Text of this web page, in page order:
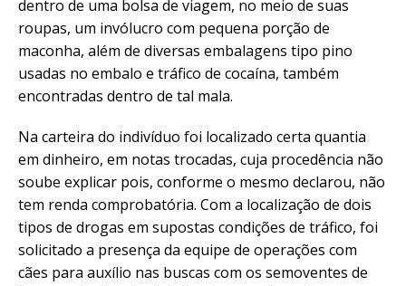
dentro de uma bolsa de viagem, no meio de suas
roupas, um invólucro com pequena porção de
maconha, além de diversas embalagens tipo pino
usadas no embalo e tráfico de cocaína, também
encontradas dentro de tal mala.
Na carteira do indivíduo foi localizado certa quantia
em dinheiro, em notas trocadas, cuja procedência não
soube explicar pois, conforme o mesmo declarou, não
tem renda comprobatória. Com a localização de dois
tipos de drogas em supostas condições de tráfico, foi
solicitado a presença da equipe de operações com
cães para auxílio nas buscas com os semoventes de